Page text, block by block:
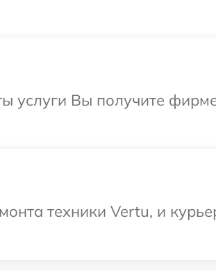
услуги Вы получите
техники Vertu, и